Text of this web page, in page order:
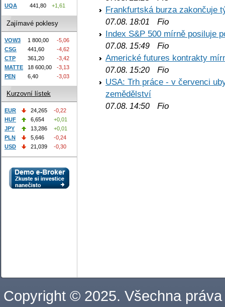
Frankfurtská burza zakončuje
07.08. 18:01
Fio
Index S&P 500 mírně posiluje
07.08. 15:49 Fio
Americké futures kontrakty
07.08. 15:20 Fio
USA: Trh práce - v červenci
zemědělství
07.08. 14:50 Fio
UQA
441,80 +1,61
Zajímavé poklesy
VOW3 1 800,00
-5,06
CSG
441,60
-4,62
CTP
361,20
-3,42
MATTE
18 600,00
-3,13
PEN
6,40 -3,03
Kurzovní lístek
EUR 24,265
-0,22
HUF
6,654
+0,01
JPY
13,286
+0,01
PLN
5,646
-0,24
USD
21,039 -0,30
Copyright © 2025. Všechna práva